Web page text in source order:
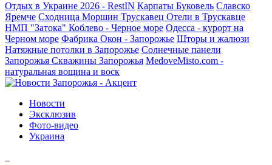
Отдых в Украине 2026 - RestIN Карпаты Буковель Славско
Яремче Сходница Моршин Трускавец Отели в Трускавце
НМП "Затока" Коблево - Черное море Одесса - курорт на
Черном море Фабрика Окон - Запорожье Шторы и жалюзи
Натяжные потолки в Запорожье Солнечные панели
Запорожья Скважины Запорожья MedoveMisto.com -
натуральная вощина и воск
Новости
Эксклюзив
Фото-видео
Украина